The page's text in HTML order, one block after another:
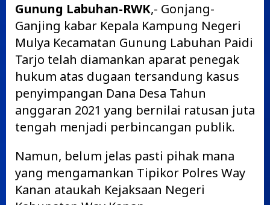
Gunung Labuhan-RWK,- Gonjang-
Ganjing kabar Kepala Kampung Negeri
Mulya Kecamatan Gunung Labuhan Paidi
Tarjo telah diamankan aparat penegak
hukum atas dugaan tersandung kasus
penyimpangan Dana Desa Tahun
anggaran 2021 yang bernilai ratusan juta
tengah menjadi perbincangan publik.
Namun, belum jelas pasti pihak mana
yang mengamankan Tipikor Polres Way
Kanan ataukah Kejaksaan Negeri